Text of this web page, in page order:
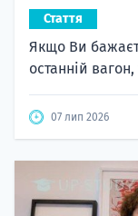
Стаття
Якщо Ви
останній
07 лип 2026